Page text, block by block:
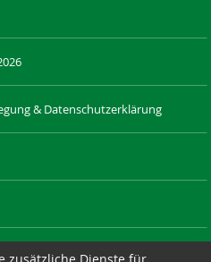
& Datenschutzerklärung